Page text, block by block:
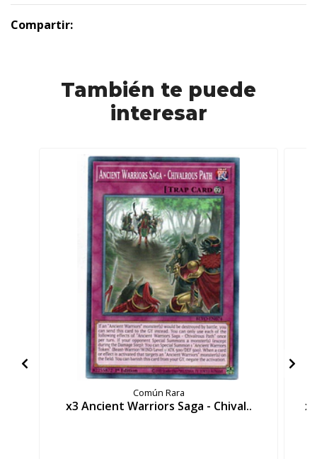
Compartir:
También te puede
interesar
Común Rara
x3 Ancient Warriors Saga - Chival..